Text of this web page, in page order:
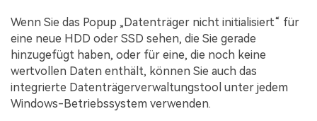
Wenn Sie das Popup „Datenträger nicht initialisiert“ für
eine neue HDD oder SSD sehen, die Sie gerade
hinzugefügt haben, oder für eine, die noch keine
wertvollen Daten enthält, können Sie auch das
integrierte Datenträgerverwaltungstool unter jedem
Windows-Betriebssystem verwenden.